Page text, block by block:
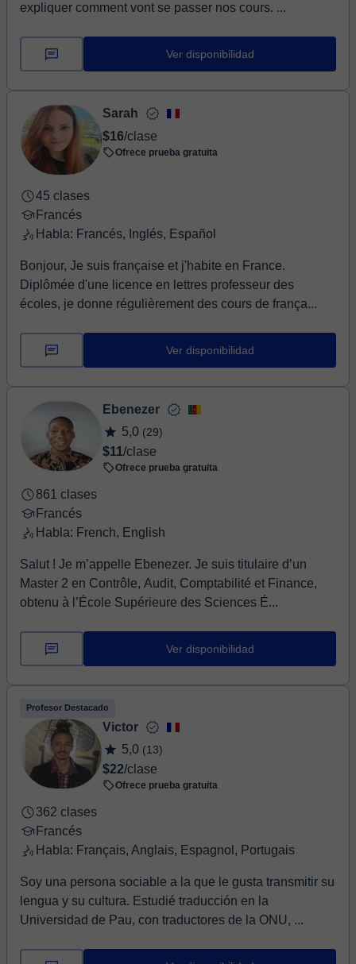
expliquer comment vont se passer nos cours. ...
Ver disponibilidad
Sarah
$16/clase
Ofrece prueba gratuita
45 clases
Francés
Habla: Francés, Inglés, Español
Bonjour, Je suis française et j'habite en France.
Diplômée d'une licence en lettres professeur des
écoles, je donne régulièrement des cours de frança...
Ver disponibilidad
Ebenezer
5,0 (29)
$11/clase
Ofrece prueba gratuita
861 clases
Francés
Habla: French, English
Salut ! Je m’appelle Ebenezer. Je suis titulaire d’un
Master 2 en Contrôle, Audit, Comptabilité et Finance,
obtenu à l’École Supérieure des Sciences É...
Ver disponibilidad
Profesor Destacado
Victor
5,0 (13)
$22/clase
Ofrece prueba gratuita
362 clases
Francés
Habla: Français, Anglais, Espagnol, Portugais
Soy una persona sociable a la que le gusta transmitir su
lengua y su cultura. Estudié traducción en la
Universidad de Pau, con traductores de la ONU, ...